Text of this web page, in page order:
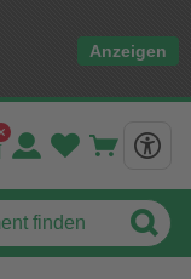
Anzeigen